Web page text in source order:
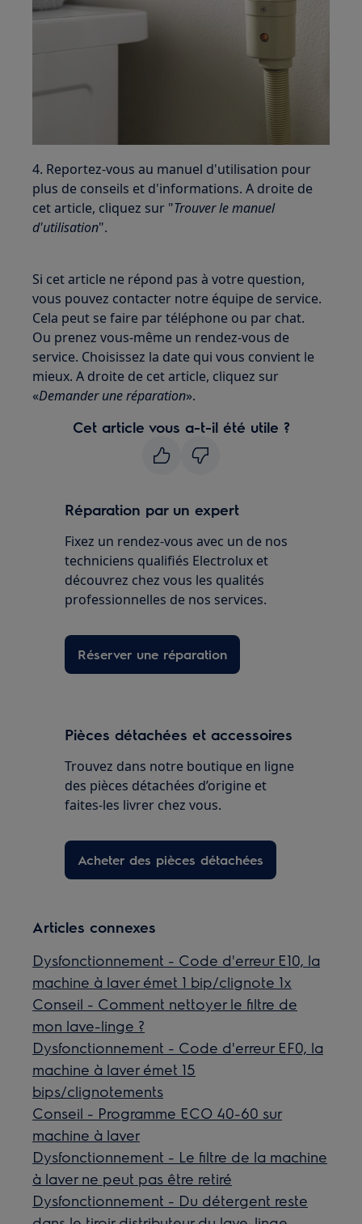
4. Reportez-vous au manuel d'utilisation pour
plus de conseils et d'informations. A droite de
cet article, cliquez sur "Trouver le manuel
d'utilisation".
Si cet article ne répond pas à votre question,
vous pouvez contacter notre équipe de service.
Cela peut se faire par téléphone ou par chat.
Ou prenez vous-même un rendez-vous de
service. Choisissez la date qui vous convient le
mieux. A droite de cet article, cliquez sur
«Demander une réparation».
Cet article vous a-t-il été utile ?
Réparation par un expert
Fixez un rendez-vous avec un de nos
techniciens qualifiés Electrolux et
découvrez chez vous les qualités
professionnelles de nos services.
Réserver une réparation
Pièces détachées et accessoires
Trouvez dans notre boutique en ligne
des pièces détachées d’origine et
faites-les livrer chez vous.
Acheter des pièces détachées
Articles connexes
Dysfonctionnement - Code d'erreur E10, la
machine à laver émet 1 bip/clignote 1x
Conseil - Comment nettoyer le filtre de
mon lave-linge ?
Dysfonctionnement - Code d'erreur EF0, la
machine à laver émet 15
bips/clignotements
Conseil - Programme ECO 40-60 sur
machine à laver
Dysfonctionnement - Le filtre de la machine
à laver ne peut pas être retiré
Dysfonctionnement - Du détergent reste